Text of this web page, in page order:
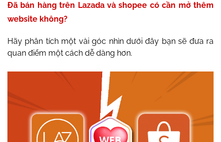
Đã bán hàng trên Lazada và shopee có cần mở thêm
website không?
Hãy phân tích một vài góc nhìn dưới đây bạn sẽ đưa ra
quan điểm một cách dễ dàng hơn.